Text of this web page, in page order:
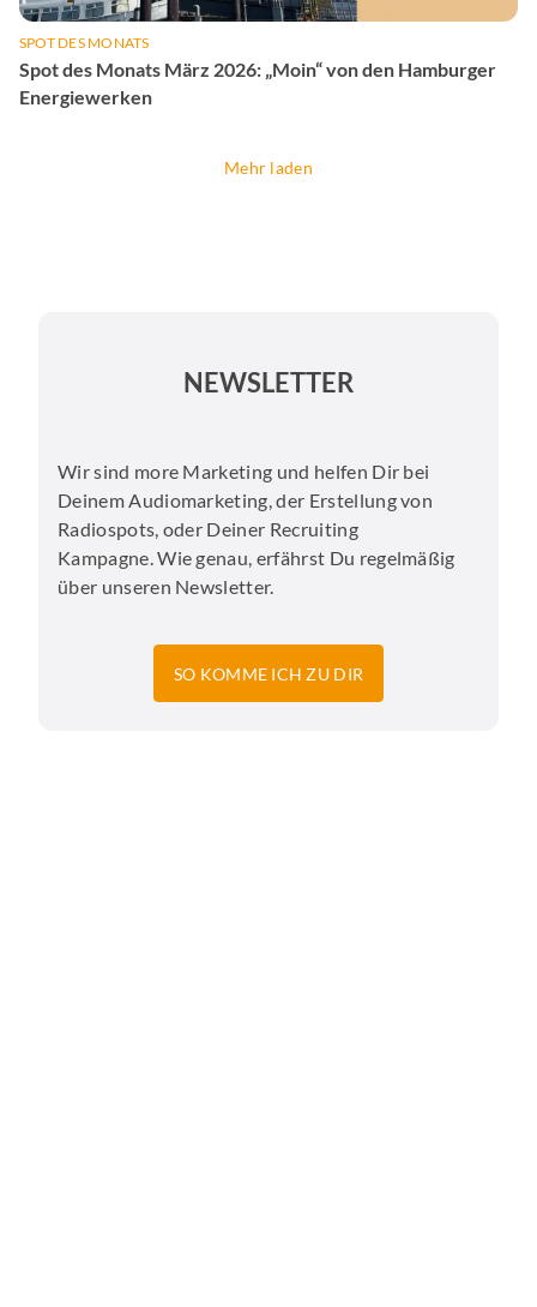
SPOT DES MONATS
Spot des Monats März 2026: „Moin“ von den Hamburger
Energiewerken
Mehr laden
NEWSLETTER
Wir sind more Marketing und helfen Dir bei
Deinem Audiomarketing, der Erstellung von
Radiospots, oder Deiner Recruiting
Kampagne. Wie genau, erfährst Du regelmäßig
über unseren Newsletter.
SO KOMME ICH ZU DIR